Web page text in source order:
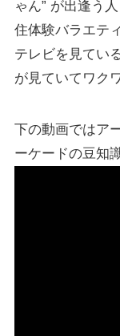
ゃん” が出逢う
住体験バラエテ
テレビを見てい
が見ていてワク
下の動画ではア
ーケードの豆知